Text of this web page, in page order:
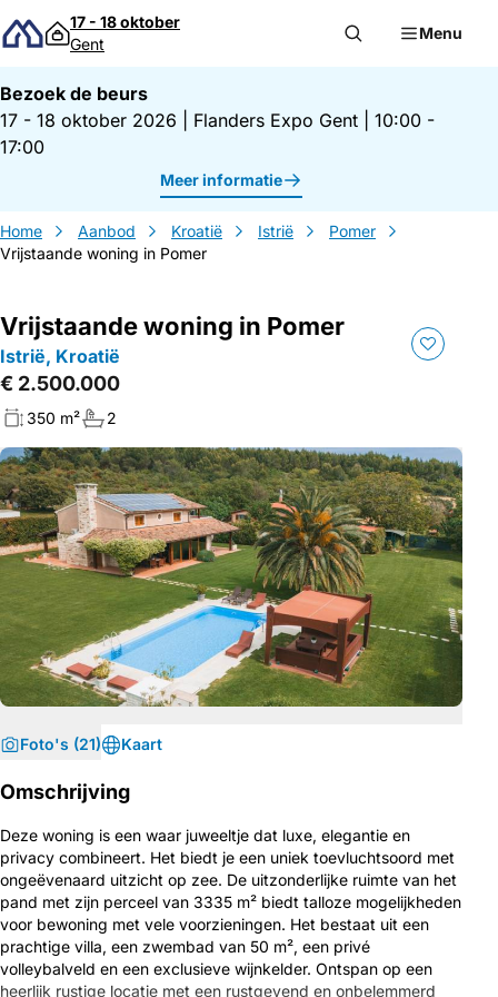
Direct naar inhoud
17 - 18 oktober
Gent
Menu
Bezoek de beurs
17 - 18 oktober 2026
Flanders Expo Gent
10:00 -
17:00
Meer informatie
Home Aanbod Kroatië Istrië
Pomer
Vrijstaande woning in Pomer
Vrijstaande woning in Pomer
Istrië, Kroatië
€ 2.500.000
350 m² 2
Foto's (21) Kaart
Omschrijving
Deze woning is een waar juweeltje dat luxe, elegantie en
privacy combineert. Het biedt je een uniek toevluchtsoord met
ongeëvenaard uitzicht op zee. De uitzonderlijke ruimte van het
pand met zijn perceel van 3335 m² biedt talloze mogelijkheden
voor bewoning met vele voorzieningen. Het bestaat uit een
prachtige villa, een zwembad van 50 m², een privé
volleybalveld en een exclusieve wijnkelder. Ontspan op een
heerlijk rustige locatie met een rustgevend en onbelemmerd